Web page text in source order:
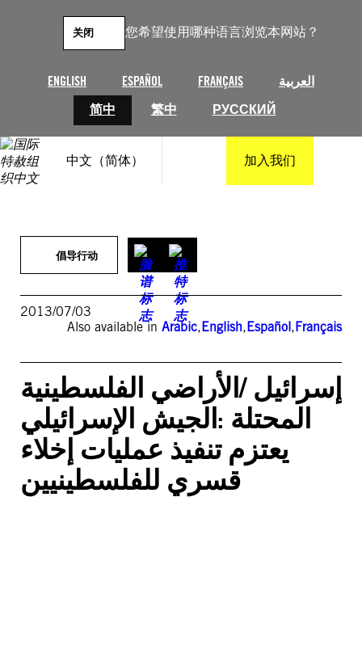
您希望使用哪种语言浏览本网站？
ENGLISH ESPAÑOL FRANÇAIS
العربية
简中
繁中 РУССКИЙ
关闭
中文（简体） 加入我们
倡导行动
2013/07/03
Also available in Arabic,English,Español,Français
إسرائيل /الأراضي الفلسطينية
المحتلة :الجيش الإسرائيلي
يعتزم تنفيذ عمليات إخلاء
قسري للفلسطينيين